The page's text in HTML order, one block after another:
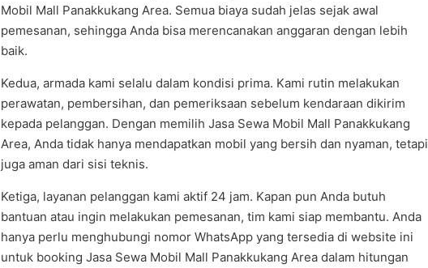
Mobil Mall Panakkukang Area. Semua biaya sudah jelas sejak awal
pemesanan, sehingga Anda bisa merencanakan anggaran dengan lebih
baik.
Kedua, armada kami selalu dalam kondisi prima. Kami rutin melakukan
perawatan, pembersihan, dan pemeriksaan sebelum kendaraan dikirim
kepada pelanggan. Dengan memilih Jasa Sewa Mobil Mall Panakkukang
Area, Anda tidak hanya mendapatkan mobil yang bersih dan nyaman, tetapi
juga aman dari sisi teknis.
Ketiga, layanan pelanggan kami aktif 24 jam. Kapan pun Anda butuh
bantuan atau ingin melakukan pemesanan, tim kami siap membantu. Anda
hanya perlu menghubungi nomor WhatsApp yang tersedia di website ini
untuk booking Jasa Sewa Mobil Mall Panakkukang Area dalam hitungan